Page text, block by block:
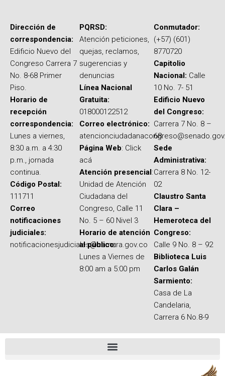
Dirección de
correspondencia:
Edificio Nuevo del
Congreso Carrera 7
No. 8-68 Primer
Piso.
Horario de
recepción
correspondencia:
Lunes a viernes,
8:30 a.m. a 4:30
p.m., jornada
continua.
Código Postal:
111711
Correo
notificaciones
judiciales:
notificacionesjudiciales@camara.gov.co
PQRSD:
Atención peticiones,
quejas, reclamos,
sugerencias y
denuncias
Línea Nacional
Gratuita:
018000122512
Correo electrónico:
Página Web: Click
acá
Atención presencial:
Unidad de Atención
Ciudadana del
Congreso, Calle 11
No. 5 – 60 Nivel 3
Horario de atención
al público:
Lunes a Viernes de
8:00 am a 5:00 pm
Conmutador:
(+57) (601)
8770720
Capitolio
Nacional: Calle
10 No. 7- 51
Edificio Nuevo
del Congreso:
Carrera 7 No. 8 –
68
Sede
Administrativa:
Carrera 8 No. 12-
02
Claustro Santa
Clara –
Hemeroteca del
Congreso:
Calle 9 No. 8 – 92
Biblioteca Luis
Carlos Galán
Sarmiento:
Casa de La
Candelaria,
Carrera 6 No.8-9